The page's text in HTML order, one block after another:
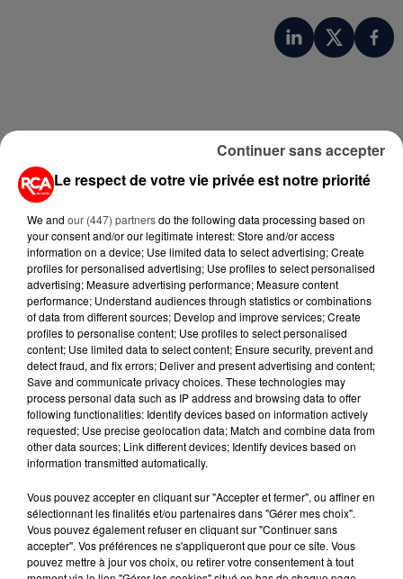
A LIRE AUSSI...
6 août 2026
MÉGOTS ET FEUX DE FORÊT : LES
INDUSTRIELS DU TABAC BIENTÔT
TAXÉS...
6 août 2026
CANICULE : POURQUOI LES
BOUTEILLES D'EAU
DISPARAISSENT DES RAYONS...
5 août 2026
MANGER SAINEMENT COÛTE 25 %
PLUS CHER QU'IL Y A CINQ ANS,
ALERTE L’ONU
5 août 2026
Le respect de votre vie privée est notre priorité
We and our (447) partnersdo the following data processing based on
your consent and/or our legitimate interest: Store and/or access
information on a device; Use limited data to select advertising; Create
profiles for personalised advertising; Use profiles to select personalised
advertising; Measure advertising performance; Measure content
performance; Understand audiences through statistics or combinations
of data from different sources; Develop and improve services; Create
profiles to personalise content; Use profiles to select personalised
content; Use limited data to select content; Ensure security, prevent and
detect fraud, and fix errors; Deliver and present advertising and content;
Save and communicate privacy choices. These technologies may
process personal data such as IP address and browsing data to offer
following functionalities: Identify devices based on information actively
requested; Use precise geolocation data; Match and combine data from
other data sources; Link different devices; Identify devices based on
information transmitted automatically.
Vous pouvez accepter en cliquant sur "Accepter et fermer", ou affiner en
sélectionnant les finalités et/ou partenaires dans "Gérer mes choix".
Vous pouvez également refuser en cliquant sur "Continuer sans
accepter". Vos préférences ne s'appliqueront que pour ce site. Vous
pouvez mettre à jour vos choix, ou retirer votre consentement à tout
Continuer sans accepter